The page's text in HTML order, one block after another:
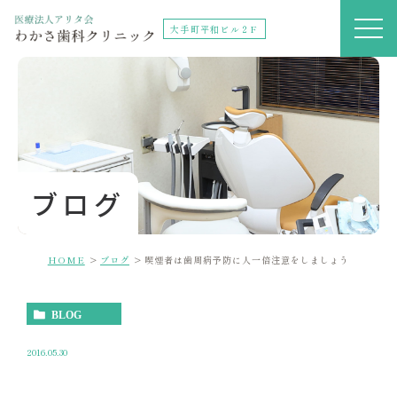
大手町平和ビル２F
ブログ
HOME ブログ 喫煙者は歯周病予防に人一倍注意をしましょう
BLOG
2016.05.30